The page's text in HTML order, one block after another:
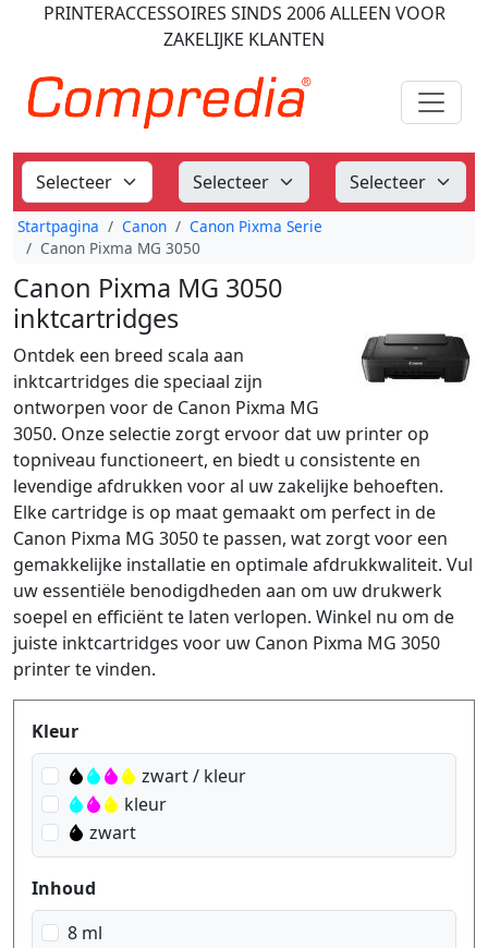
PRINTERACCESSOIRES SINDS 2006ALLEEN VOOR
ZAKELIJKE KLANTEN
Startpagina Canon
Canon Pixma Serie
Canon Pixma MG 3050
Canon Pixma MG 3050
inktcartridges
Ontdek een breed scala aan
inktcartridges die speciaal zijn
ontworpen voor de Canon Pixma MG
3050. Onze selectie zorgt ervoor dat uw printer op
topniveau functioneert, en biedt u consistente en
levendige afdrukken voor al uw zakelijke behoeften.
Elke cartridge is op maat gemaakt om perfect in de
Canon Pixma MG 3050 te passen, wat zorgt voor een
gemakkelijke installatie en optimale afdrukkwaliteit. Vul
uw essentiële benodigdheden aan om uw drukwerk
soepel en efficiënt te laten verlopen. Winkel nu om de
juiste inktcartridges voor uw Canon Pixma MG 3050
printer te vinden.
Produktfilter
Kleur
zwart / kleur
kleur
zwart
Inhoud
8 ml